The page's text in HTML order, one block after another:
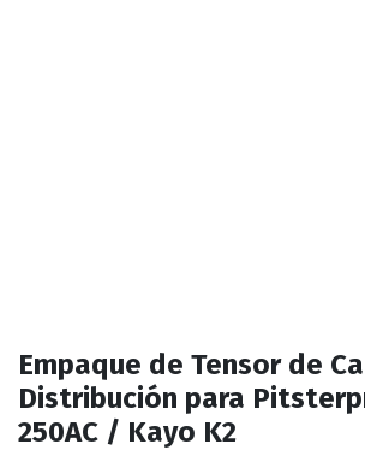
Empaque de Tensor de
Distribución para
250AC / Kayo K2